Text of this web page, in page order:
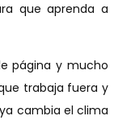
que aprenda a
página y mucho
trabaja fuera y
cambia el clima